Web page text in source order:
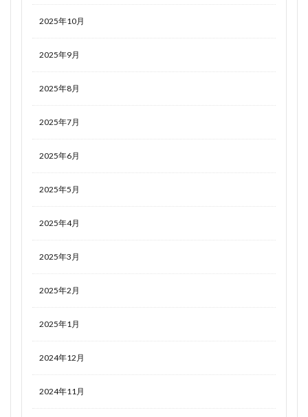
2025年10月
2025年9月
2025年8月
2025年7月
2025年6月
2025年5月
2025年4月
2025年3月
2025年2月
2025年1月
2024年12月
2024年11月